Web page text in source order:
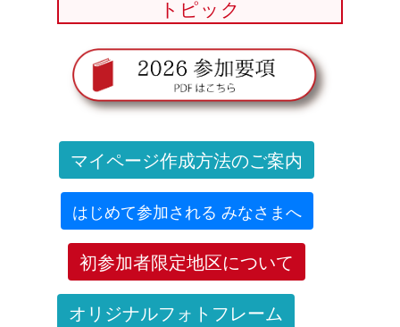
トピック
マイページ作成方法のご案内
はじめて参加される みなさまへ
初参加者限定地区について
オリジナルフォトフレーム